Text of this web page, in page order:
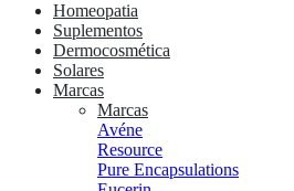
Homeopatia
Suplementos
Dermocosmética
Solares
Marcas
Marcas
Avéne
Resource
Pure Encapsulations